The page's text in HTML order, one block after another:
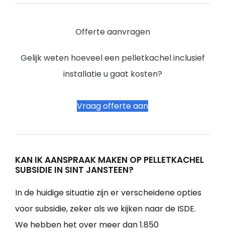
Offerte aanvragen
Gelijk weten hoeveel een pelletkachel inclusief
installatie u gaat kosten?
Vraag offerte aan
KAN IK AANSPRAAK MAKEN OP PELLETKACHEL
SUBSIDIE IN SINT JANSTEEN?
In de huidige situatie zijn er verscheidene opties
voor subsidie, zeker als we kijken naar de ISDE.
We hebben het over meer dan 1.850